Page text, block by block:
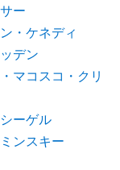
ー
・ケネディ
デン
マコスコ・クリ
ーゲル
ンスキー